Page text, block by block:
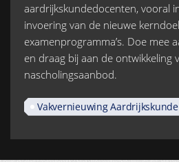
aardrijkskundedocenten, vooral
invoering van de nieuwe
examenprogramma’s. Doe mee
en draag bij aan de ontwikkeling
nascholingsaanbod.
Vakvernieuwing Aardrijkskunde